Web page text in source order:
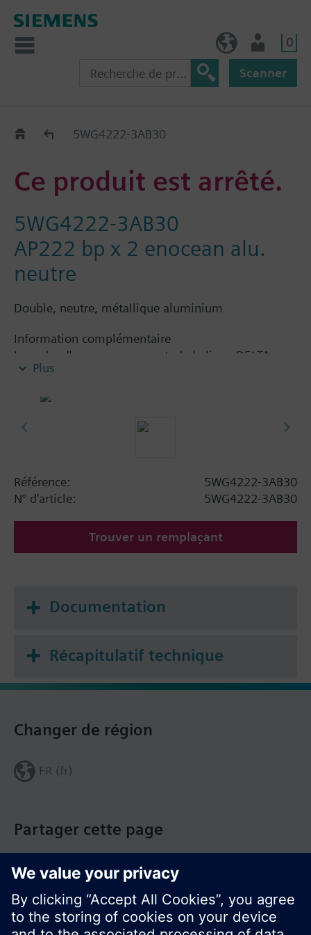
0
Scanner
Old2New5WG4222-3AB30
Ce produit est arrêté.
5WG4222-3AB30
AP222 bp x 2 enocean alu.
neutre
Double, neutre, métallique aluminium
Information complémentaire
Le cadre d'accompagnement, de la ligne DELTA ou
de la gamme DELTA miro, doit être commandé
fonctionnement.
Plus
Référence:
5WG4222-3AB30
N° d'article:
5WG4222-3AB30
Trouver un remplaçant
Documentation
Récapitulatif technique
Partager cette page
Changer de région
FR (fr)